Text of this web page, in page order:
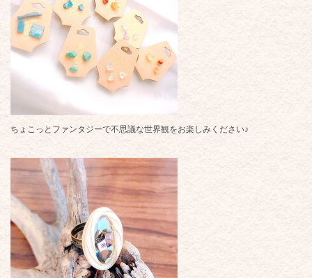
ちょこっとファンタジーで不思議な世界観をお楽しみください♪